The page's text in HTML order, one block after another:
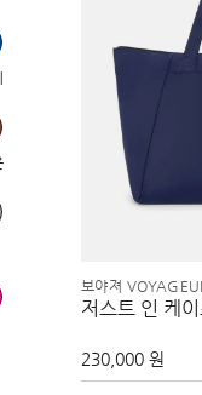
보야져
저스트 인 케
230,000 원